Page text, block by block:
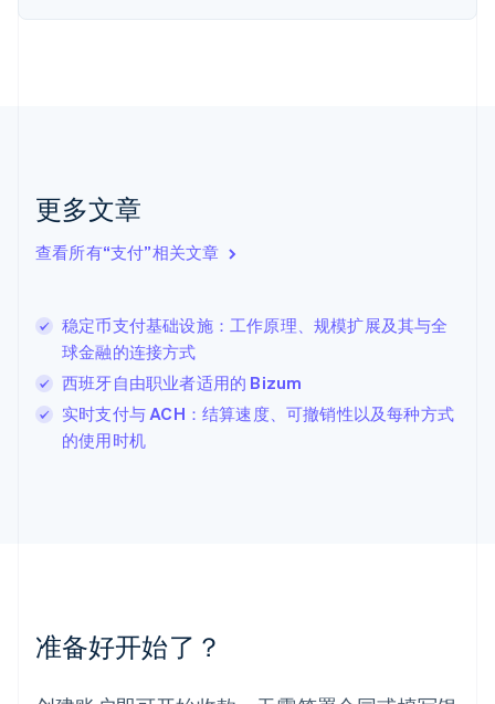
更多文章
查看所有“支付”相关文章
稳定币支付基础设施：工作原理、规模扩展及其与全
球金融的连接方式
西班牙自由职业者适用的 Bizum
实时支付与 ACH：结算速度、可撤销性以及每种方式
的使用时机
准备好开始了？
芬兰
克罗地亚
EnglishItaliano
拉脱维亚
English
列支敦士登
DeutschEnglish
卢森堡
Français Deutsch English
罗马尼亚
English
挪威
葡萄牙